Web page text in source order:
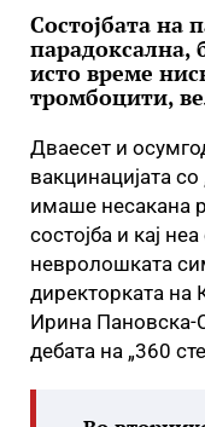
Состојбата на
парадоксална,
исто време
тромбоцити,
Дваесет и
вакцинацијата
имаше несакана
состојба и кај
невролошката
директорката на
Ирина Пановска-
дебата на „360